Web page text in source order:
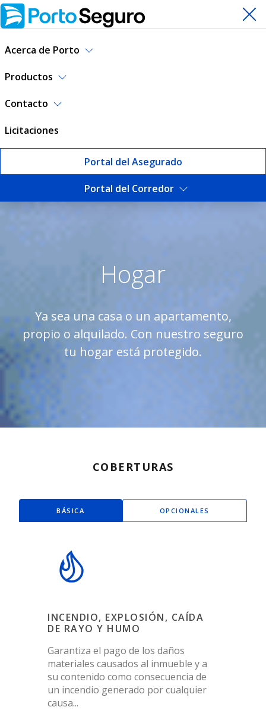
Acerca de Porto
Productos
Contacto
Licitaciones
Portal del Asegurado
Portal del Corredor
Seguro de Hogar | Porto
Hogar
Ya sea una casa o un apartamento,
propio o alquilado. Con nuestro seguro
tu hogar está protegido.
COBERTURAS
BÁSICA OPCIONALES
INCENDIO, EXPLOSIÓN, CAÍDA
DE RAYO Y HUMO
Garantiza el pago de los daños
materiales causados al inmueble y a
su contenido como consecuencia de
un incendio generado por cualquier
causa...